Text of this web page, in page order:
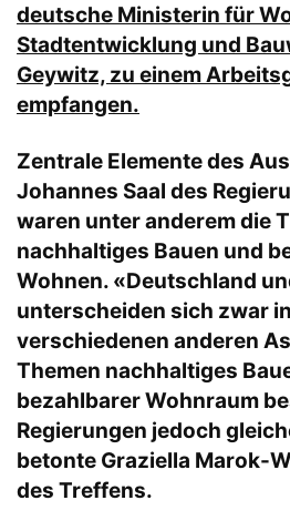
deutsche Ministerin für
Stadtentwicklung und
Geywitz, zu einem
empfangen.
Zentrale Elemente des
Johannes Saal des
waren unter anderem die
nachhaltiges Bauen und
Wohnen. «Deutschland
unterscheiden sich zwar
verschiedenen anderen
Themen nachhaltiges
bezahlbarer Wohnraum
Regierungen jedoch
betonte Graziella Marok-
des Treffens.